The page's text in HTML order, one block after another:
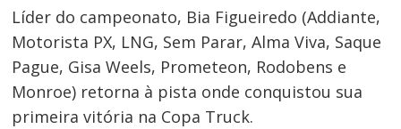
Líder do campeonato, Bia Figueiredo (Addiante,
Motorista PX, LNG, Sem Parar, Alma Viva, Saque
Pague, Gisa Weels, Prometeon, Rodobens e
Monroe) retorna à pista onde conquistou sua
primeira vitória na Copa Truck.
Navegação
de
Post